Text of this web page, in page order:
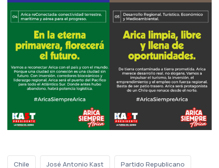
Chile José Antonio Kast Partido Republicano